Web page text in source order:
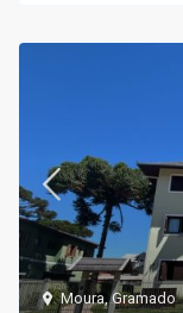
Moura,Gramado